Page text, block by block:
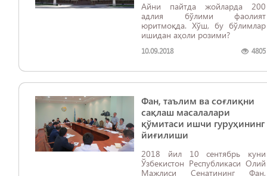
Айни пайтда жойларда 200
адлия бўлими фаолият
юритмоқда. Хўш, бу бўлимлар
ишидан аҳоли розими?
10.09.2018 4805
Фан, таълим ва соғлиқни
сақлаш масалалари
қўмитаси ишчи гуруҳининг
йиғилиши
2018 йил 10 сентябрь куни
Ўзбекистон Республикаси Олий
Мажлиси Сенатининг Фан,